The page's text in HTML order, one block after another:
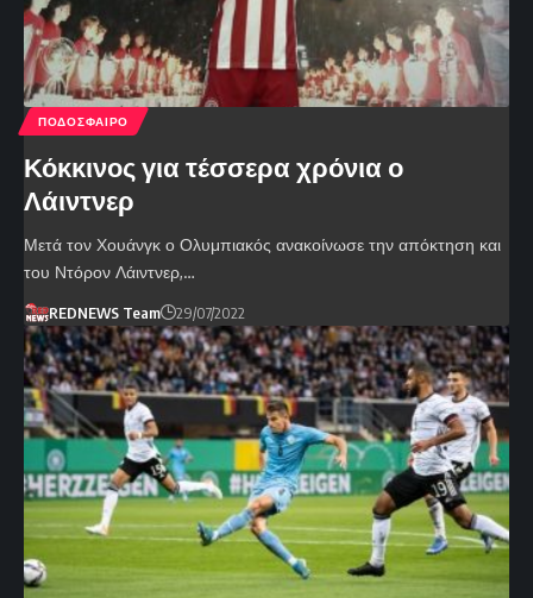
ΠΟΔΟΣΦΑΙΡΟ
Κόκκινος για τέσσερα χρόνια ο
Λάιντνερ
Μετά τον Χουάνγκ ο Ολυμπιακός ανακοίνωσε την απόκτηση και
του Ντόρον Λάιντνερ,…
REDNEWS Team 29/07/2022